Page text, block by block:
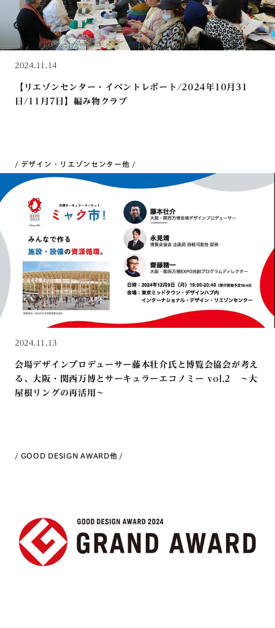
2024.11.14
【リエゾンセンター・イベントレポート/2024年10月31
日/11月7日】編み物クラブ
デザイン・リエゾンセンター他
2024.11.13
会場デザインプロデューサー藤本壮介氏と博覧会協会が考え
る、大阪・関西万博とサーキュラーエコノミー vol.2 〜大
屋根リングの再活用〜
GOOD DESIGN AWARD他